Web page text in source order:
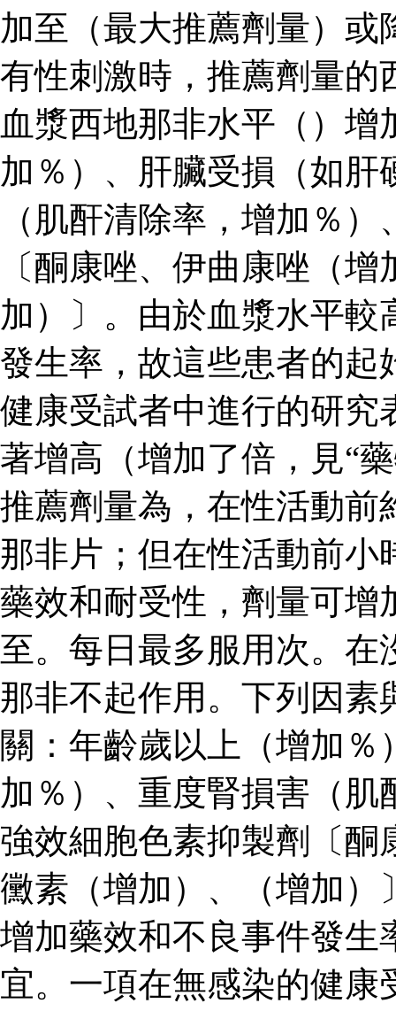
加至（最大推薦劑量）
有性刺激時，推薦劑量的
血漿西地那非水平（）
加％）、肝臟受損（如
（肌酐清除率，增加％
〔酮康唑、伊曲康唑（
加）〕。由於血漿水平
發生率，故這些患者的起
健康受試者中進行的研究
著增高（增加了倍，見“
推薦劑量為，在性活動前
那非片；但在性活動前小
藥效和耐受性，劑量可增
至。每日最多服用次。在
那非不起作用。下列因素
關：年齡歲以上（增加
加％）、重度腎損害（
強效細胞色素抑製劑〔酮
黴素（增加）、（增加）
增加藥效和不良事件發生
宜。一項在無感染的健